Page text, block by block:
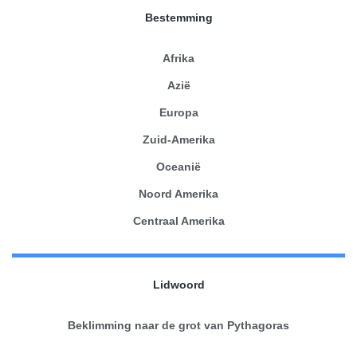
Bestemming
Afrika
Azië
Europa
Zuid-Amerika
Oceanië
Noord Amerika
Centraal Amerika
Lidwoord
Beklimming naar de grot van Pythagoras